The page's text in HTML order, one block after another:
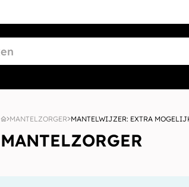
MANTELZORGER MANTELWIJZER: EXTRA
MANTELZORGER